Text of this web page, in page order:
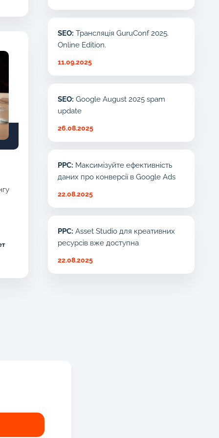
SEO: Трансляція GuruConf 2025.
Online Edition.
11.09.2025
SEO: Google August 2025 spam
update
26.08.2025
PPC: Максимізуйте ефективність
даних про конверсії в Google Ads
22.08.2025
PPC: Asset Studio для креативних
ресурсів вже доступна
22.08.2025